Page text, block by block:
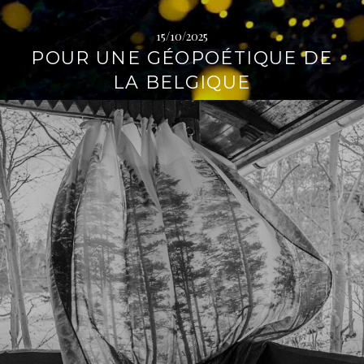
15/10/2025
POUR UNE GÉOPOÉTIQUE DE
LA BELGIQUE
L
i
r
e
l
a
s
u
i
t
e
→